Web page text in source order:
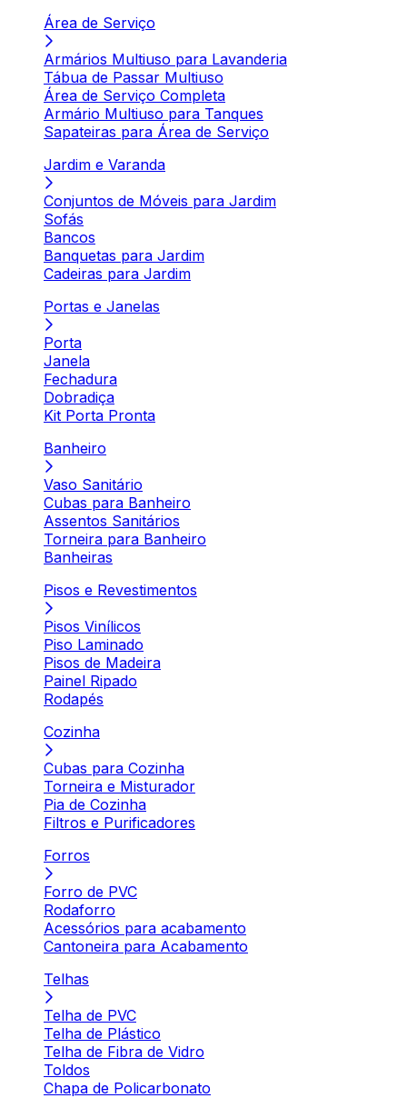
Área de Serviço
Armários Multiuso para Lavanderia
Tábua de Passar Multiuso
Área de Serviço Completa
Armário Multiuso para Tanques
Sapateiras para Área de Serviço
Jardim e Varanda
Conjuntos de Móveis para Jardim
Sofás
Bancos
Banquetas para Jardim
Cadeiras para Jardim
Portas e Janelas
Porta
Janela
Fechadura
Dobradiça
Kit Porta Pronta
Banheiro
Vaso Sanitário
Cubas para Banheiro
Assentos Sanitários
Torneira para Banheiro
Banheiras
Pisos e Revestimentos
Pisos Vinílicos
Piso Laminado
Pisos de Madeira
Painel Ripado
Rodapés
Cozinha
Cubas para Cozinha
Torneira e Misturador
Pia de Cozinha
Filtros e Purificadores
Forros
Forro de PVC
Rodaforro
Acessórios para acabamento
Cantoneira para Acabamento
Telhas
Telha de PVC
Telha de Plástico
Telha de Fibra de Vidro
Toldos
Chapa de Policarbonato